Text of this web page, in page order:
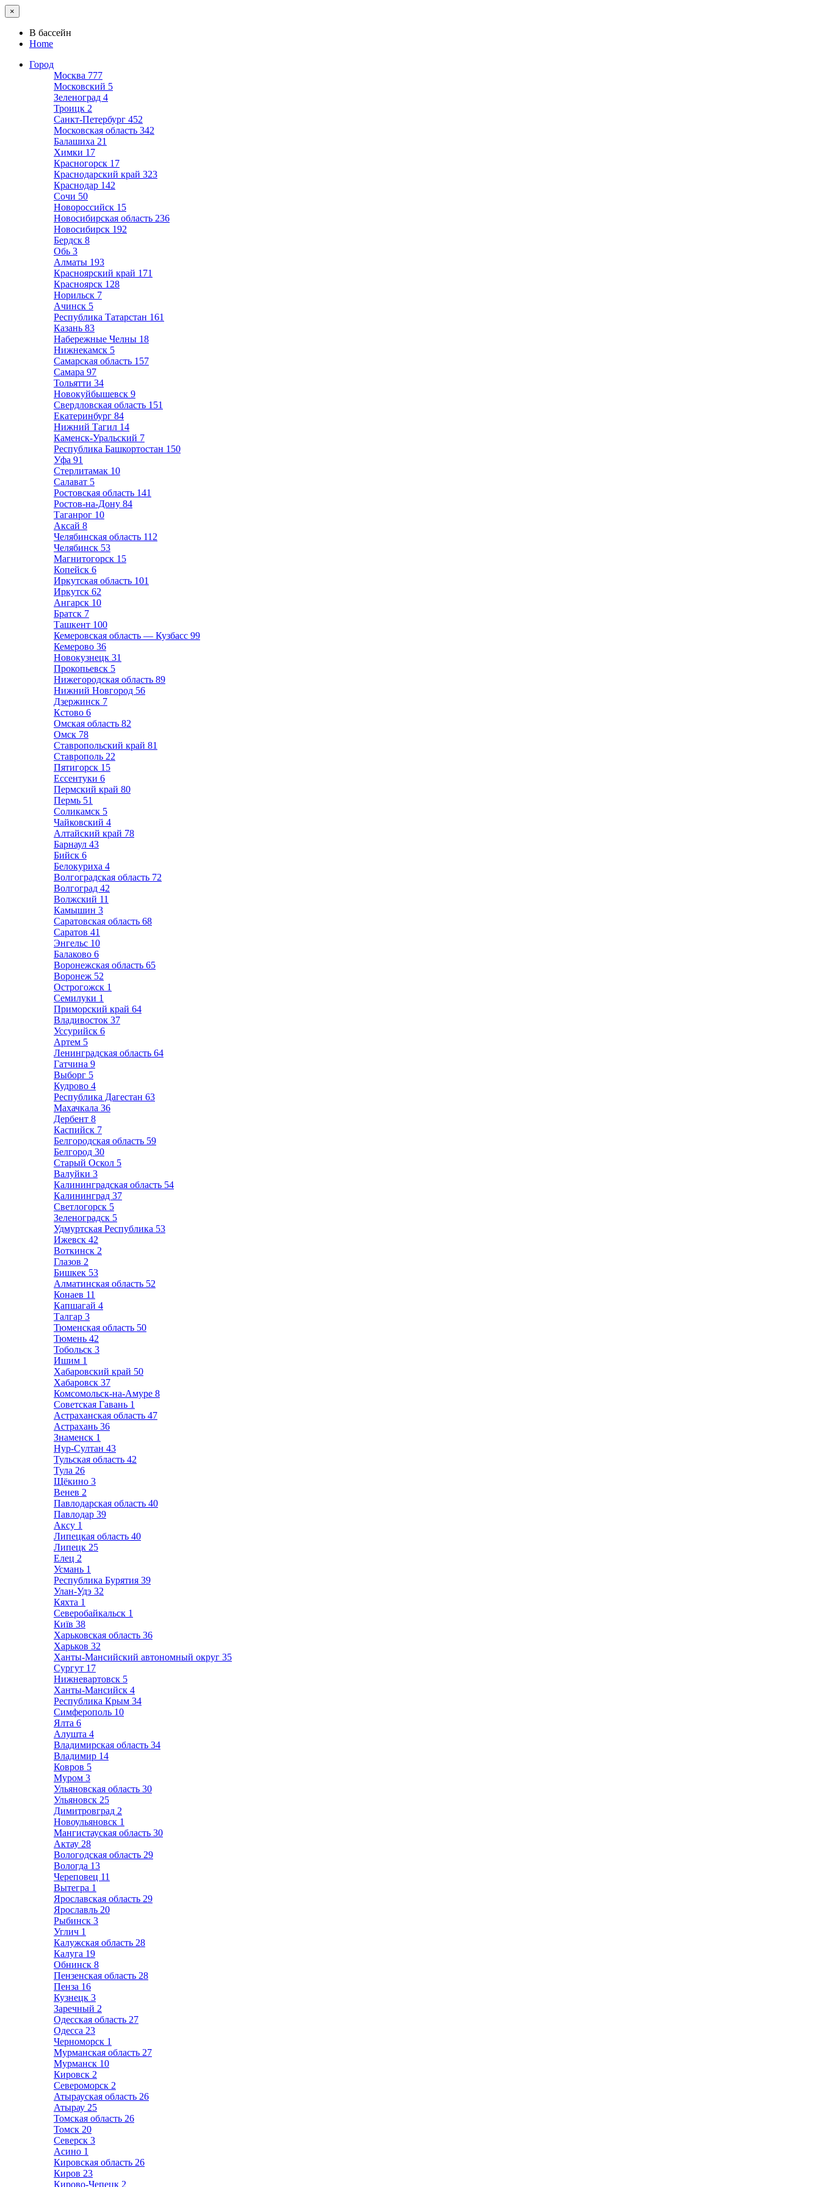
×
В бассейн
Home
Город
Москва 777
Московский 5
Зеленоград 4
Троицк 2
Санкт-Петербург 452
Московская область 342
Балашиха 21
Химки 17
Красногорск 17
Краснодарский край 323
Краснодар 142
Сочи 50
Новороссийск 15
Новосибирская область 236
Новосибирск 192
Бердск 8
Обь 3
Алматы 193
Красноярский край 171
Красноярск 128
Норильск 7
Ачинск 5
Республика Татарстан 161
Казань 83
Набережные Челны 18
Нижнекамск 5
Самарская область 157
Самара 97
Тольятти 34
Новокуйбышевск 9
Свердловская область 151
Екатеринбург 84
Нижний Тагил 14
Каменск-Уральский 7
Республика Башкортостан 150
Уфа 91
Стерлитамак 10
Салават 5
Ростовская область 141
Ростов-на-Дону 84
Таганрог 10
Аксай 8
Челябинская область 112
Челябинск 53
Магнитогорск 15
Копейск 6
Иркутская область 101
Иркутск 62
Ангарск 10
Братск 7
Ташкент 100
Кемеровская область — Кузбасс 99
Кемерово 36
Новокузнецк 31
Прокопьевск 5
Нижегородская область 89
Нижний Новгород 56
Дзержинск 7
Кстово 6
Омская область 82
Омск 78
Ставропольский край 81
Ставрополь 22
Пятигорск 15
Ессентуки 6
Пермский край 80
Пермь 51
Соликамск 5
Чайковский 4
Алтайский край 78
Барнаул 43
Бийск 6
Белокуриха 4
Волгоградская область 72
Волгоград 42
Волжский 11
Камышин 3
Саратовская область 68
Саратов 41
Энгельс 10
Балаково 6
Воронежская область 65
Воронеж 52
Острогожск 1
Семилуки 1
Приморский край 64
Владивосток 37
Уссурийск 6
Артем 5
Ленинградская область 64
Гатчина 9
Выборг 5
Кудрово 4
Республика Дагестан 63
Махачкала 36
Дербент 8
Каспийск 7
Белгородская область 59
Белгород 30
Старый Оскол 5
Валуйки 3
Калининградская область 54
Калининград 37
Светлогорск 5
Зеленоградск 5
Удмуртская Республика 53
Ижевск 42
Воткинск 2
Глазов 2
Бишкек 53
Алматинская область 52
Конаев 11
Капшагай 4
Талгар 3
Тюменская область 50
Тюмень 42
Тобольск 3
Ишим 1
Хабаровский край 50
Хабаровск 37
Комсомольск-на-Амуре 8
Советская Гавань 1
Астраханская область 47
Астрахань 36
Знаменск 1
Нур-Султан 43
Тульская область 42
Тула 26
Щёкино 3
Венев 2
Павлодарская область 40
Павлодар 39
Аксу 1
Липецкая область 40
Липецк 25
Елец 2
Усмань 1
Республика Бурятия 39
Улан-Удэ 32
Кяхта 1
Северобайкальск 1
Київ 38
Харьковская область 36
Харьков 32
Ханты-Мансийский автономный округ 35
Сургут 17
Нижневартовск 5
Ханты-Мансийск 4
Республика Крым 34
Симферополь 10
Ялта 6
Алушта 4
Владимирская область 34
Владимир 14
Ковров 5
Муром 3
Ульяновская область 30
Ульяновск 25
Димитровград 2
Новоульяновск 1
Мангистауская область 30
Актау 28
Вологодская область 29
Вологда 13
Череповец 11
Вытегра 1
Ярославская область 29
Ярославль 20
Рыбинск 3
Углич 1
Калужская область 28
Калуга 19
Обнинск 8
Пензенская область 28
Пенза 16
Кузнецк 3
Заречный 2
Одесская область 27
Одесса 23
Черноморск 1
Мурманская область 27
Мурманск 10
Кировск 2
Североморск 2
Атырауская область 26
Атырау 25
Томская область 26
Томск 20
Северск 3
Асино 1
Кировская область 26
Киров 23
Кирово-Чепецк 2